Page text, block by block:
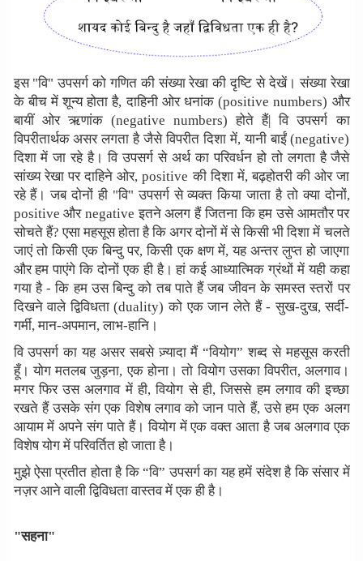
इस "वि" उपसर्ग को गणित की संख्या रेखा की दृष्टि से देखें। संख्या रेखा
के बीच में शून्य होता है, दाहिनी ओर धनांक (positive numbers) और
बायीं ओर ऋणांक (negative numbers) होते हैं| वि उपसर्ग का
विपरीतार्थक असर लगता है जैसे विपरीत दिशा में, यानी बाईं (negative)
दिशा में जा रहे है। वि उपसर्ग से अर्थ का परिवर्धन हो तो लगता है जैसे
सांख्य रेखा पर दाहिने ओर, positive की दिशा में, बढ़होतरी की ओर जा
रहे हैं। जब दोनों ही "वि" उपसर्ग से व्यक्त किया जाता है तो क्या दोनों,
positive और negative इतने अलग हैं जितना कि हम उसे आमतौर पर
सोचते हैं? एसा महसूस होता है कि अगर दोनों में से किसी भी दिशा में चलते
जाएं तो किसी एक बिन्दु पर, किसी एक क्षण में, यह अन्तर लुप्त हो जाएगा
और हम पाएंगे कि दोनों एक ही है। हां कई आध्यात्मिक ग्रंथों में यही कहा
गया है - कि हम उस बिन्दु को तब पाते हैं जब जीवन के समस्त स्तरों पर
दिखने वाले द्विविधता (duality) को एक जान लेते हैं - सुख-दुख, सर्दी-
गर्मी, मान-अपमान, लाभ-हानि।
वि उपसर्ग का यह असर सबसे ज़्यादा मैं “वियोग” शब्द से महसूस करती
हूँ। योग मतलब जुड़ना, एक होना। तो वियोग उसका विपरीत, अलगाव।
मगर फिर उस अलगाव में ही, वियोग से ही, जिससे हम लगाव की इच्छा
रखते हैं उसके संग एक विशेष लगाव को जान पाते हैं, उसे हम एक अलग
आयाम में अपने संग पाते हैं। वियोग में एक वक्त आता है जब अलगाव एक
विशेष योग में परिवर्तित हो जाता है।
मुझे ऐसा प्रतीत होता है कि “वि” उपसर्ग का यह हमें संदेश है कि संसार में
नज़र आने वाली द्विविधता वास्तव में एक ही है।
"सहना"